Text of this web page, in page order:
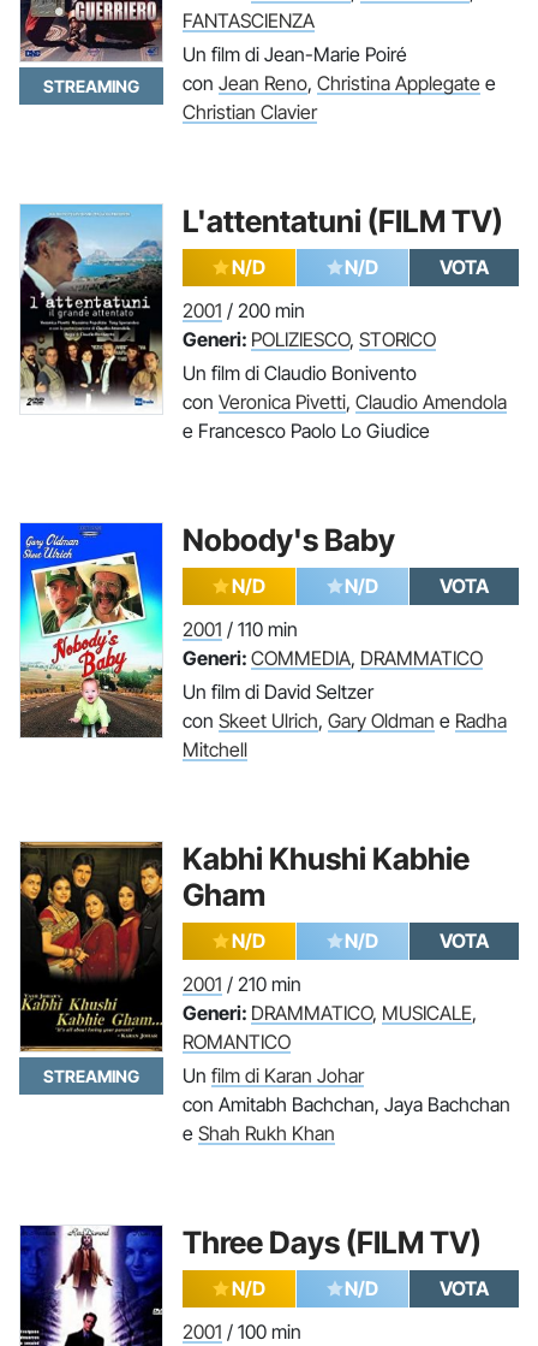
STREAMING
FANTASCIENZA
Un film di Jean-Marie Poiré
con Jean Reno, Christina Applegate e
Christian Clavier
L'attentatuni (FILM TV)
N/D N/D
VOTA
2001 / 200 min
Generi: POLIZIESCO, STORICO
Un film di Claudio Bonivento
con Veronica Pivetti, Claudio Amendola
e Francesco Paolo Lo Giudice
Nobody's Baby
N/D N/D
VOTA
2001 / 110 min
Generi: COMMEDIA, DRAMMATICO
Un film di David Seltzer
con Skeet Ulrich, Gary Oldman e Radha
Mitchell
Kabhi Khushi Kabhie
Gham
STREAMING
N/D N/D
VOTA
2001 / 210 min
Generi: DRAMMATICO, MUSICALE,
ROMANTICO
Un film di Karan Johar
con Amitabh Bachchan, Jaya Bachchan
e Shah Rukh Khan
Three Days (FILM TV)
N/D N/D
VOTA
2001 / 100 min